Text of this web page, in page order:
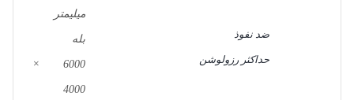
میلیمتر
ضد نفوذ
بله
حداکثر رزولوشن
6000 ×
4000